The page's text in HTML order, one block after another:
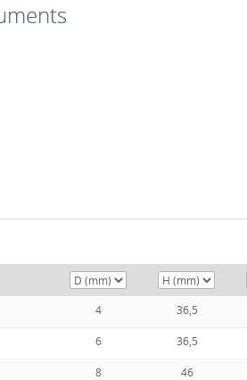
4 36,5
6 36,5
8 46